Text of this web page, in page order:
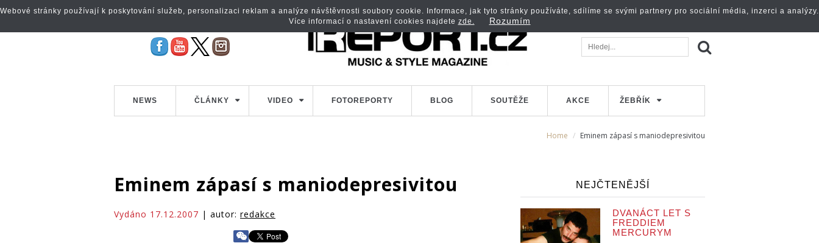
NEWS ČLÁNKY VIDEO FOTOREPORTY BLOG SOUTĚŽE AKCE ŽEBŘÍK
Home Eminem zápasí s maniodepresivitou
Eminem zápasí s maniodepresivitou
Vydáno 17.12.2007 | autor: redakce
NEJČTENĚJŠÍ
DVANÁCT LET S
FREDDIEM
MERCURYM
Webové stránky používají k poskytování služeb, personalizaci reklam a analýze návštěvnosti soubory cookie. Informace, jak tyto stránky používáte, sdílíme se svými partnery pro sociální média, inzerci a analýzy.
Více informací o nastavení cookies najdete zde. Rozumím